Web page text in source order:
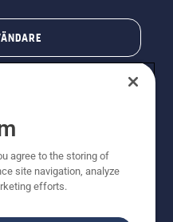
reserved. Priserna
agree to the storing of
site navigation, analyze
efforts.